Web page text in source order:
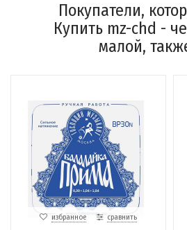
Покупатели,
Купить mz-chd -
малой,
избранное сравнить